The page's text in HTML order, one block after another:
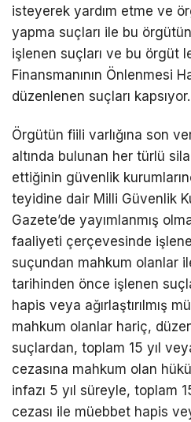
isteyerek yardım etme ve
yapma suçları ile bu
işlenen suçları ve bu örgüt
Finansmanının Önlenmesi
düzenlenen suçları kapsıyor.
Örgütün fiili varlığına son
altında bulunan her türlü
ettiğinin güvenlik
teyidine dair Milli Güvenlik
Gazete’de yayımlanmış
faaliyeti çerçevesinde
suçundan mahkum olanlar
tarihinden önce işlenen
hapis veya ağırlaştırılmış
mahkum olanlar hariç,
suçlardan, toplam 15 yıl
cezasına mahkum olan
infazı 5 yıl süreyle, toplam
cezası ile müebbet hapis